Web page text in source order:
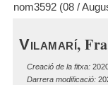
nom3592 (08 /
Vilamarí,
Creació de la fitxa:
Darrera modificació: